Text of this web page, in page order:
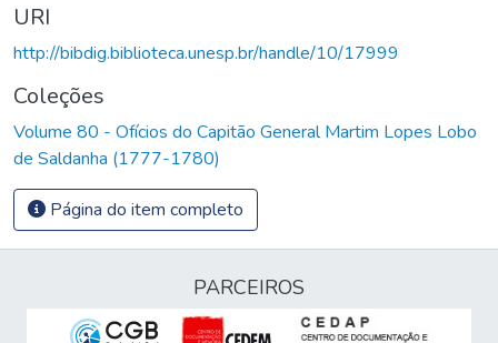
URI
http://bibdig.biblioteca.unesp.br/handle/10/17999
Coleções
Volume 80 - Ofícios do Capitão General Martim Lopes Lobo
de Saldanha (1777-1780)
Página do item completo
PARCEIROS